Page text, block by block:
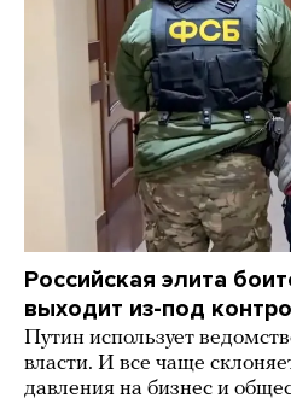
Российская элита
выходит из-под
Путин использует
власти. И все чаще
давления на бизнес и